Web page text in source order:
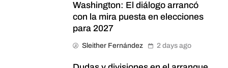
Washington: El diálogo arrancó
con la mira puesta en elecciones
para 2027
Sleither Fernández 2 days ago